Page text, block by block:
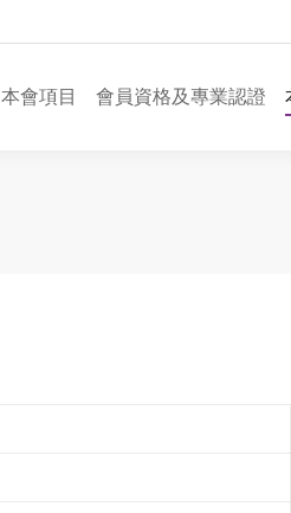
本會項目 會員資格及專業認證